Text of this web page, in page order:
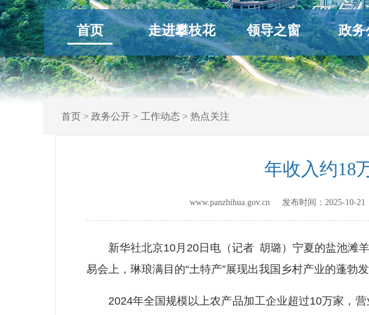
首页 走进攀枝花 领导之窗 政务
首页> 政务公开> 工作动态 > 热点关注
年收入约18
www.panzhihua.gov.cn 发布时间： 2025-10-21
新华社北京10月20日电（记者 胡璐）宁夏的盐池滩
易会上，琳琅满目的“土特产”展现出我国乡村产业的蓬勃发
2024年全国规模以上农产品加工企业超过10万家，营